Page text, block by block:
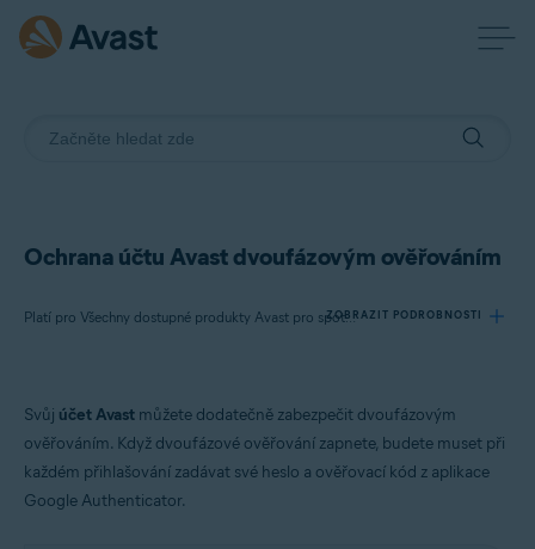
Ochrana účtu Avast dvoufázovým ověřováním
Platí pro Všechny dostupné produkty Avast pro spotřebitele
ZOBRAZIT PODROBNOSTI
Produkty:
Všechny dostupné produkty Avast pro spotřebitele
Svůj účet Avast můžete dodatečně zabezpečit dvoufázovým
ověřováním. Když dvoufázové ověřování zapnete, budete muset při
každém přihlašování zadávat své heslo a ověřovací kód z aplikace
Google Authenticator.